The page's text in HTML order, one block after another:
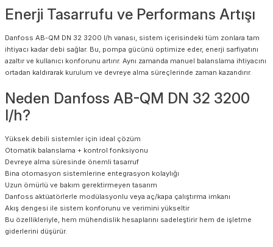
Enerji Tasarrufu ve Performans Artışı
Danfoss AB-QM DN 32 3200 l/h vanası, sistem içerisindeki tüm zonlara tam
ihtiyacı kadar debi sağlar. Bu, pompa gücünü optimize eder, enerji sarfiyatını
azaltır ve kullanıcı konforunu artırır. Aynı zamanda manuel balanslama ihtiyacını
ortadan kaldırarak kurulum ve devreye alma süreçlerinde zaman kazandırır.
Neden Danfoss AB-QM DN 32 3200
l/h?
Yüksek debili sistemler için ideal çözüm
Otomatik balanslama + kontrol fonksiyonu
Devreye alma süresinde önemli tasarruf
Bina otomasyon sistemlerine entegrasyon kolaylığı
Uzun ömürlü ve bakım gerektirmeyen tasarım
Danfoss aktüatörlerle modülasyonlu veya aç/kapa çalıştırma imkanı
Akış dengesi ile sistem konforunu ve verimini yükseltir
Bu özellikleriyle, hem mühendislik hesaplarını sadeleştirir hem de işletme
giderlerini düşürür.